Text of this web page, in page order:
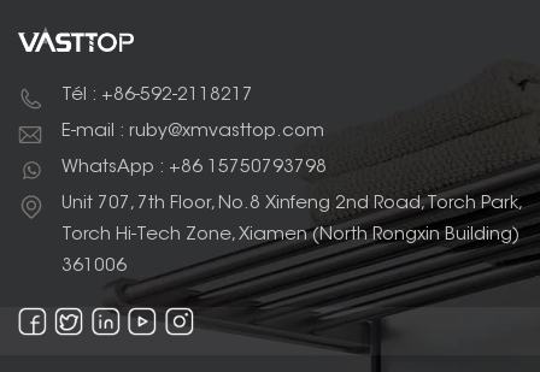
Tél : +86-592-2118217
E-mail : ruby@xmvasttop.com
WhatsApp : +86 15750793798
Unit 707, 7th Floor, No.8 Xinfeng 2nd Road, Torch Park,
Torch Hi-Tech Zone, Xiamen (North Rongxin Building)
361006